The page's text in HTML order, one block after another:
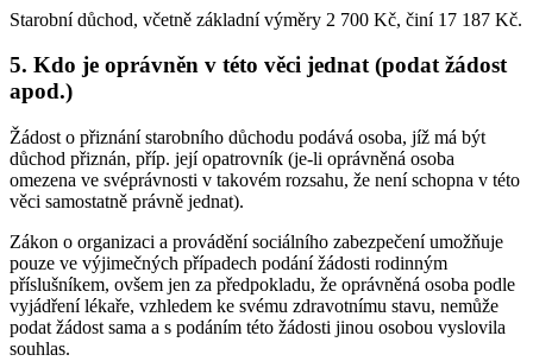
Starobní důchod, včetně základní výměry 2 700 Kč, činí 17 187 Kč.
5. Kdo je oprávněn v této věci jednat (podat žádost
apod.)
Žádost o přiznání starobního důchodu podává osoba, jíž má být
důchod přiznán, příp. její opatrovník (je-li oprávněná osoba
omezena ve svéprávnosti v takovém rozsahu, že není schopna v této
věci samostatně právně jednat).
Zákon o organizaci a provádění sociálního zabezpečení umožňuje
pouze ve výjimečných případech podání žádosti rodinným
příslušníkem, ovšem jen za předpokladu, že oprávněná osoba podle
vyjádření lékaře, vzhledem ke svému zdravotnímu stavu, nemůže
podat žádost sama a s podáním této žádosti jinou osobou vyslovila
souhlas.